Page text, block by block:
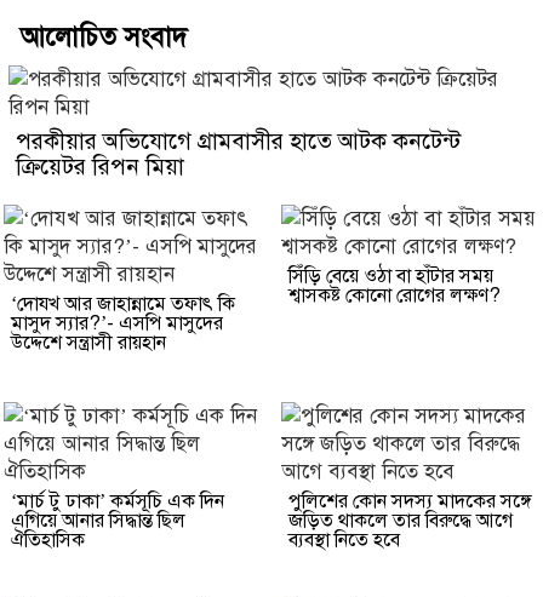
আলোচিত সংবাদ
পরকীয়ার অভিযোগে গ্রামবাসীর হাতে আটক কনটেন্ট
ক্রিয়েটর রিপন মিয়া
‘দোযখ আর জাহান্নামে তফাৎ কি
মাসুদ স্যার?’- এসপি মাসুদের
উদ্দেশে সন্ত্রাসী রায়হান
সিঁড়ি বেয়ে ওঠা বা হাঁটার সময়
শ্বাসকষ্ট কোনো রোগের লক্ষণ?
‘মার্চ টু ঢাকা’ কর্মসূচি এক দিন
এগিয়ে আনার সিদ্ধান্ত ছিল
ঐতিহাসিক
পুলিশের কোন সদস্য মাদকের সঙ্গে
জড়িত থাকলে তার বিরুদ্ধে আগে
ব্যবস্থা নিতে হবে